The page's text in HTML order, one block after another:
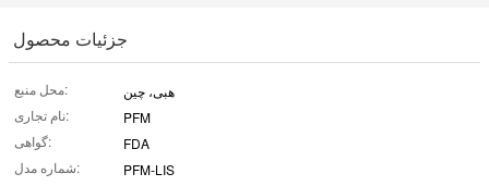
جزئیات محصول
محل منبع:
هبی، چین
نام تجاری:
PFM
گواهی:
FDA
شماره مدل:
PFM-LIS